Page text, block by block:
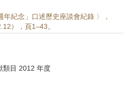
年紀念」口述歷史座談會紀錄 〉，
），頁1–43。
類目 2012 年度